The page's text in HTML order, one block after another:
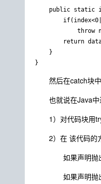
然后在catch块中
也就说在Java中
1）对代码块用
2）在 该代码的方
如果声明抛出的
如果声明抛出的